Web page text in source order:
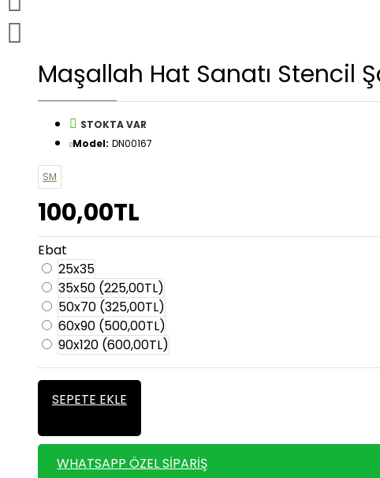
Maşallah Hat Sanatı Stencil
STOKTA VAR
Model: DN00167
SM
100,00TL
Ebat
25x35
35x50 (225,00TL)
50x70 (325,00TL)
60x90 (500,00TL)
90x120 (600,00TL)
SEPETE EKLE
WHATSAPP ÖZEL SIPARIŞ